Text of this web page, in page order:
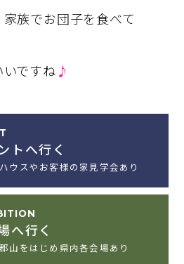
族でお団子を食べて
ですね ♪
トへ行く
ウスやお客様の家見学会あり
へ行く
山をはじめ県内各会場あり